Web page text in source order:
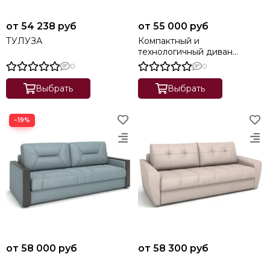
от 54 238 руб
ТУЛУЗА
0
Выбрать
от 55 000 руб
Компактный и
технологичный диван
еврокнижка "Данте"
0
Выбрать
−19%
от 58 000 руб от 58 300 руб